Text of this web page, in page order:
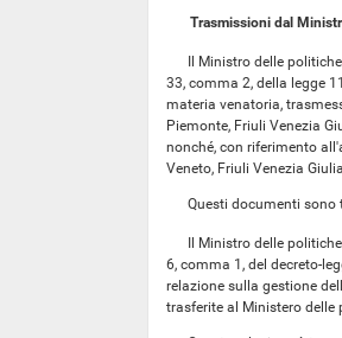
Trasmissioni dal
Il Ministro delle politiche
33, comma 2, della legge
materia venatoria,
Piemonte, Friuli Venezia
nonché, con riferimento
Veneto, Friuli Venezia
Questi documenti sono
Il Ministro delle politiche
6, comma 1, del decreto-
relazione sulla gestione
trasferite al Ministero delle